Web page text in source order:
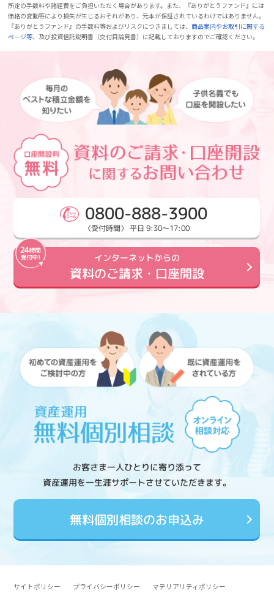
所定の手数料や諸経費をご負担いただく場合があります。また、『ありがとうファンド』には
価格の変動等により損失が生じるおそれがあり、元本が保証されているわけではありません。
『ありがとうファンド』の手数料等およびリスクにつきましては、商品案内やお取引に関する
ページ等、及び投資信託説明書（交付目論見書）に記載しておりますのでご確認ください。
0800-888-3900
〈受付時間〉 平日 9:30～17:00
インターネットからの
資料のご請求・口座開設
お客さま一人ひとりに寄り添って
資産運用を一生涯サポートさせていただきます。
無料個別相談のお申込み
サイトポリシー プライバシーポリシー
マテリアリティポリシー